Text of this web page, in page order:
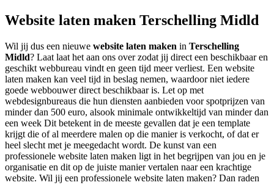
Website laten maken Terschelling Midld
Wil jij dus een nieuwe website laten maken in Terschelling
Midld? Laat laat het aan ons over zodat jij direct een beschikbaar en
geschikt webbureau vindt en geen tijd meer verliest. Een website
laten maken kan veel tijd in beslag nemen, waardoor niet iedere
goede webbouwer direct beschikbaar is. Let op met
webdesignbureaus die hun diensten aanbieden voor spotprijzen van
minder dan 500 euro, alsook minimale ontwikkeltijd van minder dan
een week Dit betekent in de meeste gevallen dat je een template
krijgt die of al meerdere malen op die manier is verkocht, of dat er
heel slecht met je meegedacht wordt. De kunst van een
professionele website laten maken ligt in het begrijpen van jou en je
organisatie en dit op de juiste manier vertalen naar een krachtige
website. Wil jij een professionele website laten maken? Dan raden